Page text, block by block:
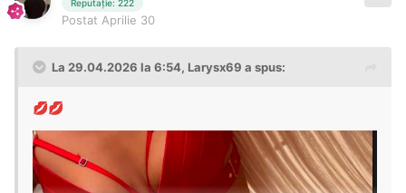
Reputație: 222
Postat Aprilie 30
La 29.04.2026 la 6:54, Larysx69 a spus:
💋💋